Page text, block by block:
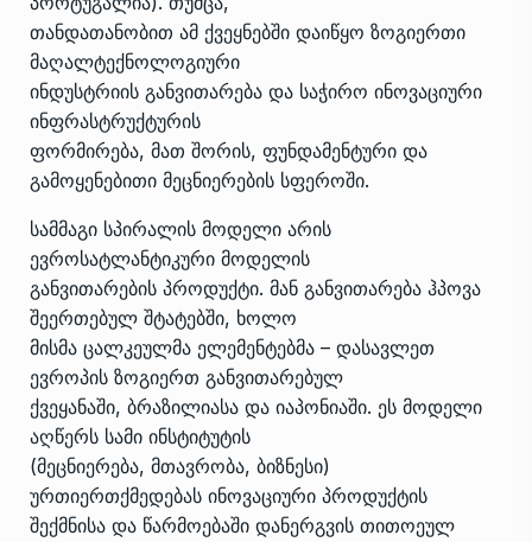
თანდათანობით ამ ქვეყნებში დაიწყო ზოგიერთი
მაღალტექნოლოგიური
ინდუსტრიის განვითარება და საჭირო ინოვაციური
ინფრასტრუქტურის
ფორმირება, მათ შორის, ფუნდამენტური და
გამოყენებითი მეცნიერების სფეროში.
სამმაგი სპირალის მოდელი არის
ევროსატლანტიკური მოდელის
განვითარების პროდუქტი. მან განვითარება ჰპოვა
შეერთებულ შტატებში, ხოლო
მისმა ცალკეულმა ელემენტებმა – დასავლეთ
ევროპის ზოგიერთ განვითარებულ
ქვეყანაში, ბრაზილიასა და იაპონიაში. ეს მოდელი
აღწერს სამი ინსტიტუტის
(მეცნიერება, მთავრობა, ბიზნესი)
ურთიერთქმედებას ინოვაციური პროდუქტის
შექმნისა და წარმოებაში დანერგვის თითოეულ